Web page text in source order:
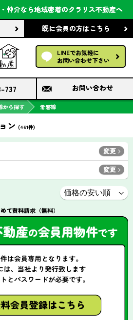
仲介なら地域密着のクラリス不動産へ
既に会員の方はこちら
LINEでお気軽に
お問い合わせ下さい
会社案内
回の履歴で探す
した条件で探す
検討中の物件
737 お問い合わせ
から探す 常磐線
ン (461件)
変更
変更
て資料請求（無料）